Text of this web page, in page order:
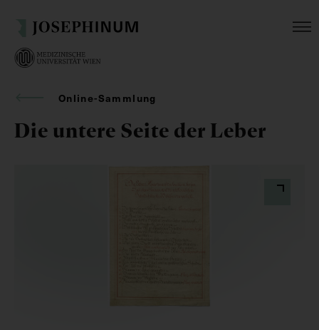
Online-Sammlung
Die untere Seite der Leber